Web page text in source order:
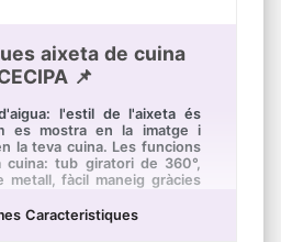
aixeta de cuina
📌
l'estil de l'aixeta és
es mostra en la imatge i
la teva cuina. Les funcions
tub giratori de 360°,
metall, fàcil maneig gràcies
amb injecció d'aire: flux
Caracteristiques